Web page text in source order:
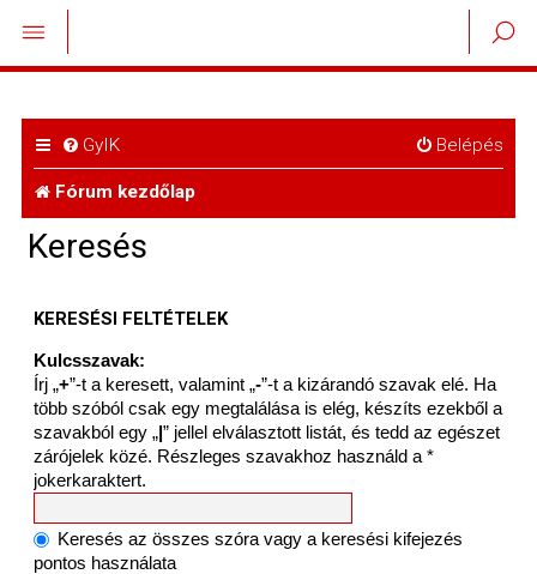
GyIK Belépés
Fórum kezdőlap
Keresés
KERESÉSI FELTÉTELEK
Kulcsszavak:
Írj „+”-t a keresett, valamint „-”-t a kizárandó szavak elé. Ha
több szóból csak egy megtalálása is elég, készíts ezekből a
szavakból egy „|” jellel elválasztott listát, és tedd az egészet
zárójelek közé. Részleges szavakhoz használd a *
jokerkaraktert.
Keresés az összes szóra vagy a keresési kifejezés
pontos használata